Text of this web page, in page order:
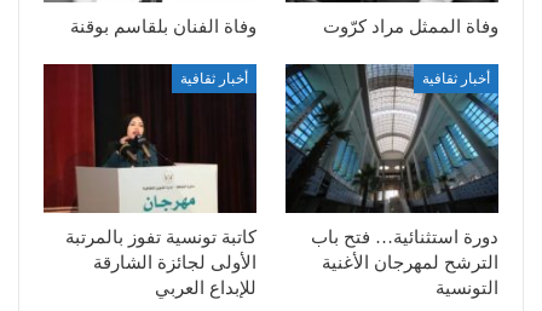
وفاة الممثل مراد كرّوت وفاة الفنان بلقاسم بوقنة
أخبار ثقافية
دورة استثنائية… فتح باب
الترشح لمهرجان الأغنية
التونسية
أخبار ثقافية
كاتبة تونسية تفوز بالمرتبة
الأولى لجائزة الشارقة
للإبداع العربي